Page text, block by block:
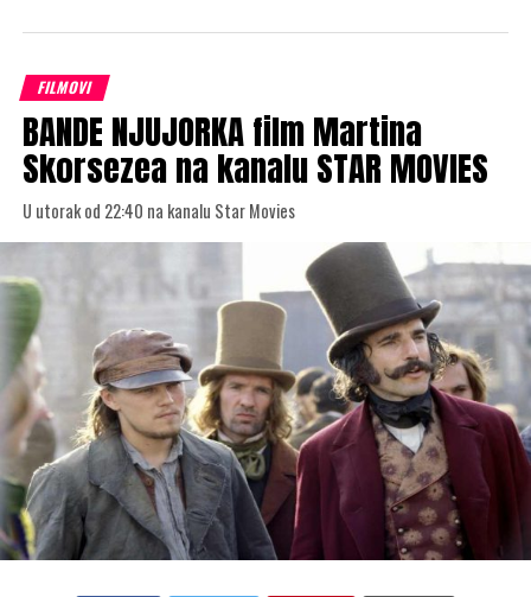
FILMOVI
BANDE NJUJORKA film Martina
Skorsezea na kanalu STAR MOVIES
U utorak od 22:40 na kanalu Star Movies